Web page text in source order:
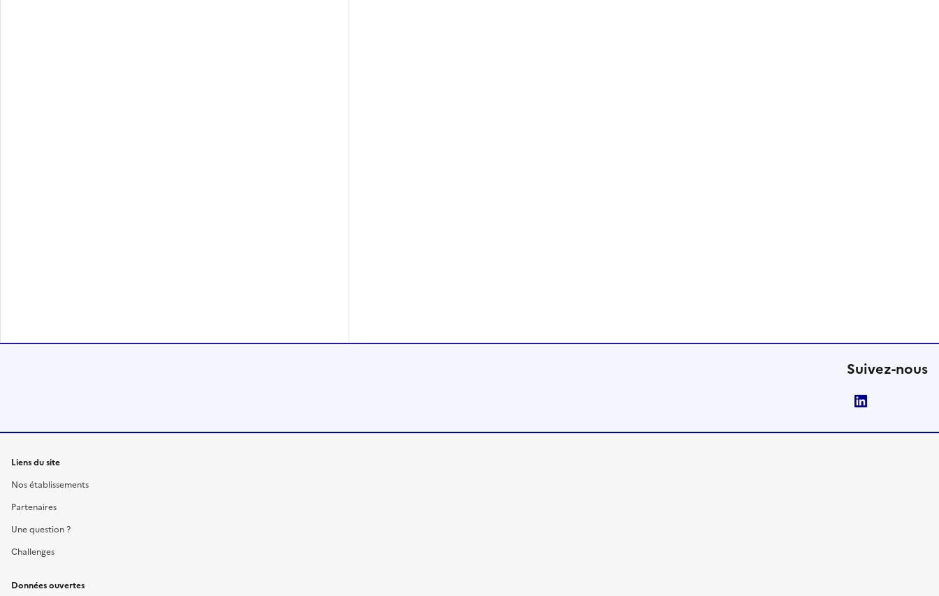
Suivez-nous
Liens du site
Nos établissements
Partenaires
Une question ?
Challenges
Données ouvertes